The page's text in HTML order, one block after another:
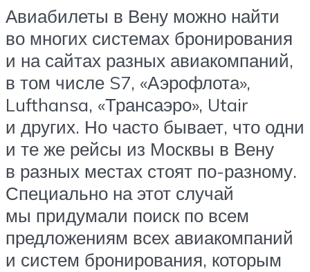
Авиабилеты в Вену можно найти
во многих системах бронирования
и на сайтах разных авиакомпаний,
в том числе S7, «Аэрофлота»,
Lufthansa, «Трансаэро», Utair
и других. Но часто бывает, что одни
и те же рейсы из Москвы в Вену
в разных местах стоят по-разному.
Специально на этот случай
мы придумали поиск по всем
предложениям всех авиакомпаний
и систем бронирования, которым